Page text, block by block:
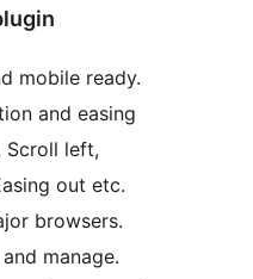
mobile ready.
and easing
Scroll left,
out etc.
browsers.
manage.